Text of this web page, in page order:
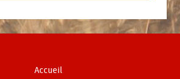
Accueil